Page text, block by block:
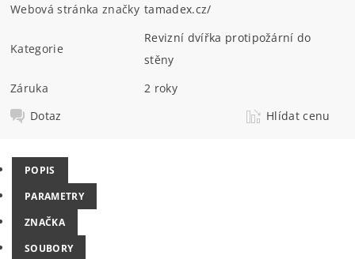
Webová stránka značky tamadex.cz/
Kategorie
Revizní dvířka protipožární do
stěny
Záruka
2 roky
Dotaz
Hlídat cenu
POPIS
PARAMETRY
ZNAČKA
SOUBORY